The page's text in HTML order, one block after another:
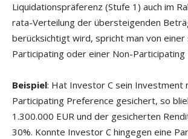
Liquidationspräferenz (Stufe 1) auch im
rata-Verteilung der übersteigenden
berücksichtigt wird, spricht man von einer
Participating oder einer Non-Participating
Beispiel: Hat Investor C sein Investment
Participating Preference gesichert, so
1.300.000 EUR und der gesicherten
30%. Konnte Investor C hingegen eine